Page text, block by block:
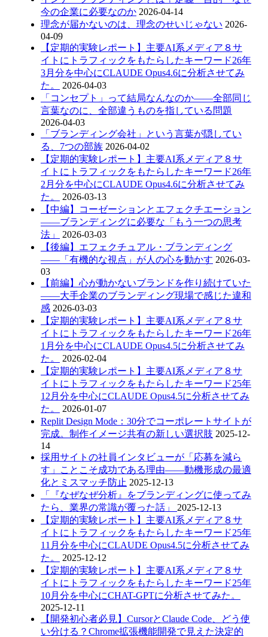
今の企業に必要なのか 2026-04-14
理念が届かないのは、理念のせいじゃない 2026-
04-09
【定期的実験レポート】主要AI系メディア８サ
イトにトラフィックをもたらしたキーワード26年
3月分を中心にCLAUDE Opus4.6に分析させてみ
た。
2026-04-03
「コンセプト」って結局なんなのか——全部同じ
言葉なのに、全部違うものを指している問題
2026-04-03
「ブランディング会社」という言葉が隠してい
る、7つの部族 2026-04-02
【定期的実験レポート】主要AI系メディア８サ
イトにトラフィックをもたらしたキーワード26年
2月分を中心にCLAUDE Opus4.6に分析させてみ
た。
2026-03-13
【中編】コーゼーションとエフェクチエーション
――ブランディングに必要な「もう一つの思考
法」
2026-03-03
【後編】エフェクチュアル・ブランディング
――「有機的な視点」が人の心を動かす 2026-03-
03
【前編】心が動かないブランドを作り続けていた
――大手企業のブランディング現場で感じた違和
感 2026-03-03
【定期的実験レポート】主要AI系メディア８サ
イトにトラフィックをもたらしたキーワード26年
1月分を中心にCLAUDE Opus4.5に分析させてみ
た。
2026-02-04
【定期的実験レポート】主要AI系メディア８サ
イトにトラフィックをもたらしたキーワード25年
12月分を中心にCLAUDE Opus4.5に分析させてみ
た。
2026-01-07
Replit Design Mode：30分でコーポレートサイトが
完成。制作イメージ共有の新しい選択肢 2025-12-
14
採用サイトの社員インタビューが「応募を減ら
す」ことこそ成功である理由――動機形成の最適
化とミスマッチ防止 2025-12-13
「『なぜなぜ分析』をブランディングに使ってみ
たら、業界の常識が覆った話」 2025-12-13
【定期的実験レポート】主要AI系メディア８サ
イトにトラフィックをもたらしたキーワード25年
11月分を中心にCLAUDE Opus4.5に分析させてみ
た。
2025-12-12
【定期的実験レポート】主要AI系メディア８サ
イトにトラフィックをもたらしたキーワード25年
10月分を中心にCHAT-GPTに分析させてみた。
2025-12-11
【開発初心者必見】CursorとClaude Code、どう使
い分ける？Chrome拡張機能開発で見えた決定的